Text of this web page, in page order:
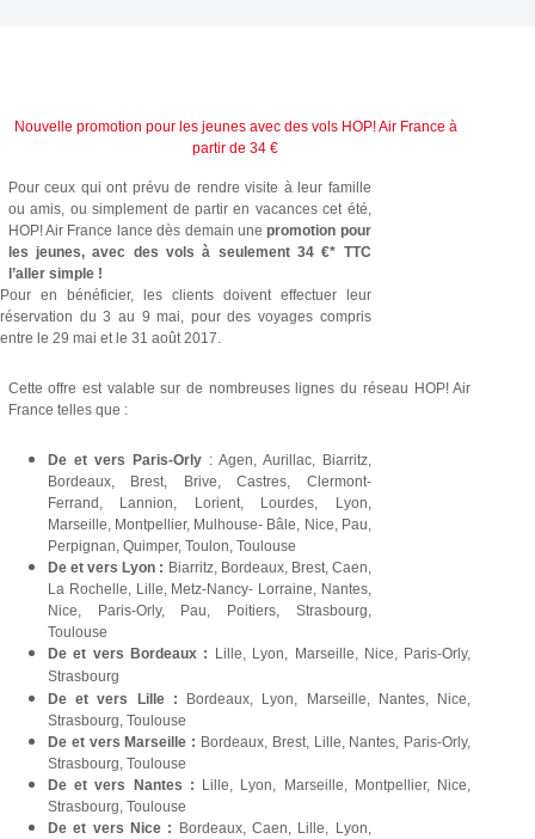
Nouvelle promotion pour les jeunes avec des vols HOP! Air France à
partir de 34 €
Pour ceux qui ont prévu de rendre visite à leur famille
ou amis, ou simplement de partir en vacances cet été,
HOP! Air France lance dès demain unepromotion pour
les jeunes, avec des vols à seulement 34 €* TTC
l’aller simple !
Pour en bénéficier, les clients doivent effectuer leur
réservation du 3 au 9 mai, pour des voyages compris
entre le 29 mai et le 31 août 2017.
Cette offre est valable sur de nombreuses lignes du réseau HOP! Air
France telles que :
De et vers Paris-Orly : Agen, Aurillac, Biarritz,
Bordeaux, Brest, Brive, Castres, Clermont-
Ferrand, Lannion, Lorient, Lourdes, Lyon,
Marseille, Montpellier, Mulhouse- Bâle, Nice, Pau,
Perpignan, Quimper, Toulon, Toulouse
De et vers Lyon : Biarritz, Bordeaux, Brest, Caen,
La Rochelle, Lille, Metz-Nancy- Lorraine, Nantes,
Nice, Paris-Orly, Pau, Poitiers, Strasbourg,
Toulouse
De et vers Bordeaux :
Lille, Lyon, Marseille, Nice, Paris-Orly,
Strasbourg
De et vers Lille :
Bordeaux, Lyon, Marseille, Nantes, Nice,
Strasbourg, Toulouse
De et vers Marseille : Bordeaux, Brest, Lille, Nantes, Paris-Orly,
Strasbourg, Toulouse
De et vers Nantes :
Lille, Lyon, Marseille, Montpellier, Nice,
Strasbourg, Toulouse
De et vers Nice :
Bordeaux, Caen, Lille, Lyon,